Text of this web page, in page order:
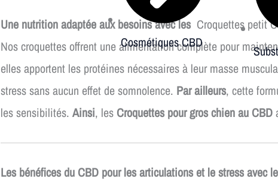
Cosmétiques CBD
Une nutrition adaptée aux besoins avec les Croquettes petit
Nos croquettes offrent une alimentation complète pour
elles apportent les protéines nécessaires à leur masse
stress sans aucun effet de somnolence. Par ailleurs, cette
les sensibilités. Ainsi, les Croquettes pour gros chien au CBD
Les bénéfices du CBD pour les articulations et le stress avec